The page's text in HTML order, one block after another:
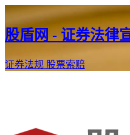
股盾网 - 证券法律
证券法规 股票索赔